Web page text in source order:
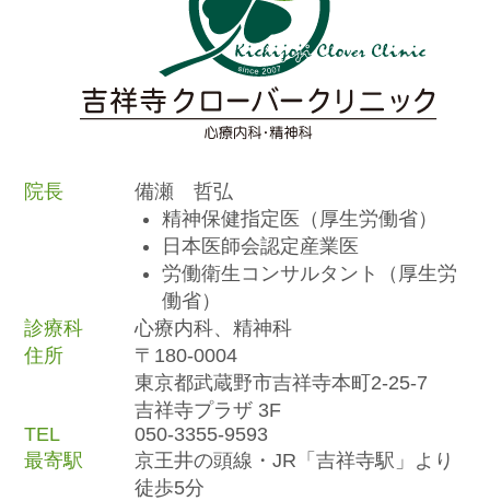
院長
備瀬 哲弘
精神保健指定医（厚生労働省）
日本医師会認定産業医
労働衛生コンサルタント（厚生労
働省）
診療科
心療内科、精神科
住所
〒180-0004
東京都武蔵野市吉祥寺本町2-25-7
吉祥寺プラザ 3F
TEL
050-3355-9593
最寄駅
京王井の頭線・JR「吉祥寺駅」より
徒歩5分